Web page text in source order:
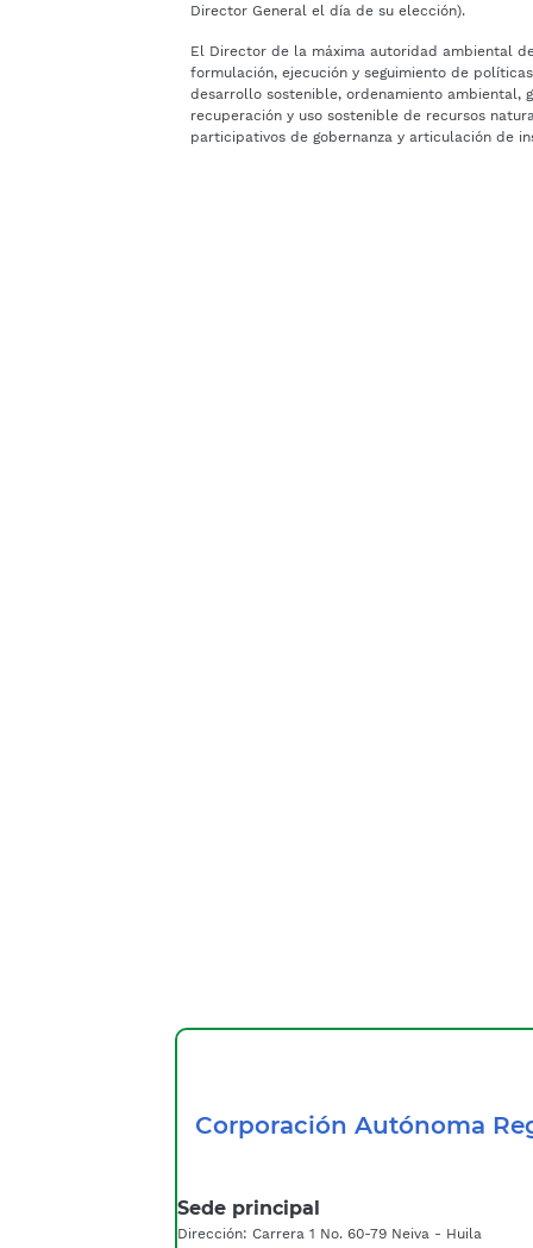
Director General el día de su elección).
El Director de la máxima autoridad ambiental
formulación, ejecución y seguimiento de
desarrollo sostenible, ordenamiento ambiental,
recuperación y uso sostenible de recursos
participativos de gobernanza y articulación de
Corporación Autónoma
Sede principal
Dirección: Carrera 1 No. 60-79 Neiva - Huila